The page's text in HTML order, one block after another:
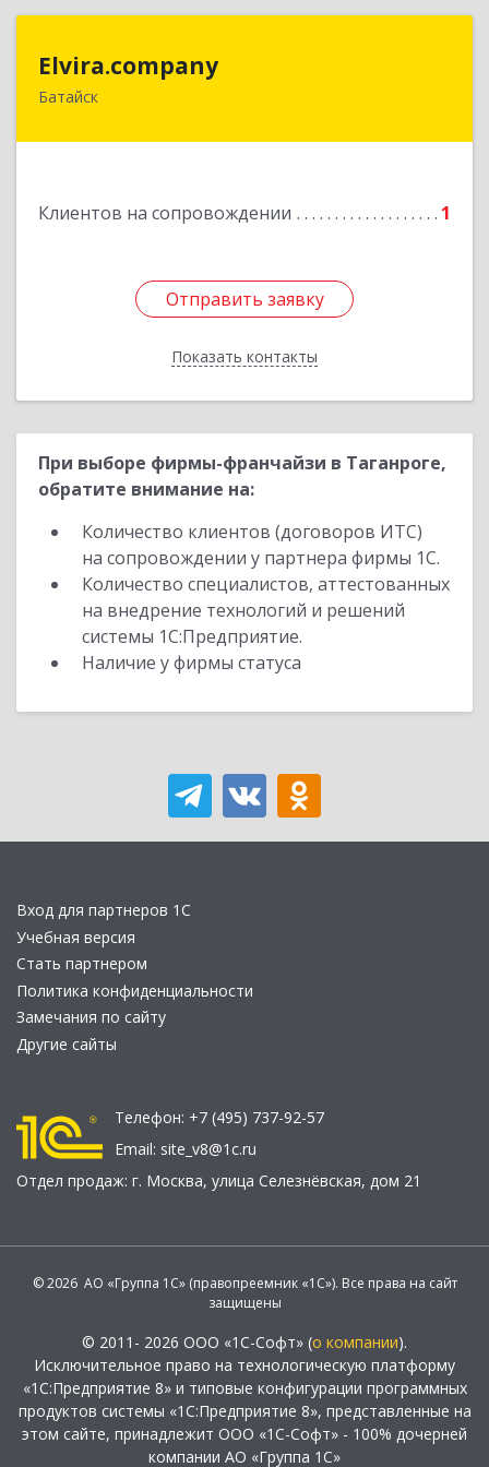
Elvira.company
Батайск
Клиентов на сопровождении 1
Отправить заявку
Показать контакты
Отправить заявку
Назад
При выборе фирмы-франчайзи в Таганроге,
обратите внимание на:
Количество клиентов (договоров ИТС)
на сопровождении у партнера фирмы 1С.
Количество специалистов, аттестованных
на внедрение технологий и решений
системы 1С:Предприятие.
Наличие у фирмы статуса
Вход для партнеров 1С
Учебная версия
Стать партнером
Политика конфиденциальности
Замечания по сайту
Другие сайты
Телефон: +7 (495) 737-92-57
Email: site_v8@1c.ru
Отдел продаж: г. Москва, улица Селезнёвская, дом 21
© 2026 АО «Группа 1С» (правопреемник «1С»). Все права на сайт
защищены
© 2011- 2026 ООО «1С-Софт» (о компании).
Исключительное право на технологическую платформу
«1С:Предприятие 8» и типовые конфигурации программных
продуктов системы «1С:Предприятие 8», представленные на
этом сайте, принадлежит ООО «1С-Софт» - 100% дочерней
компании АО «Группа 1С»